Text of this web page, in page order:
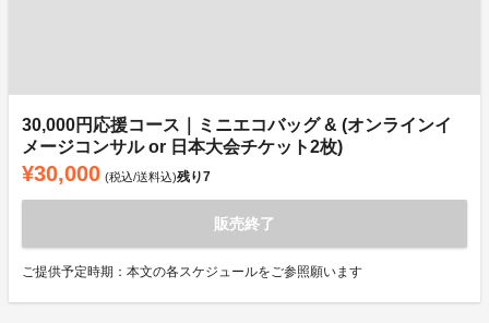
30,000円応援コース｜ミニエコバッグ & (オンラインイ
メージコンサル or 日本大会チケット2枚)
¥30,000 (税込/送料込)残り7
販売終了
ご提供予定時期：本文の各スケジュールをご参照願います